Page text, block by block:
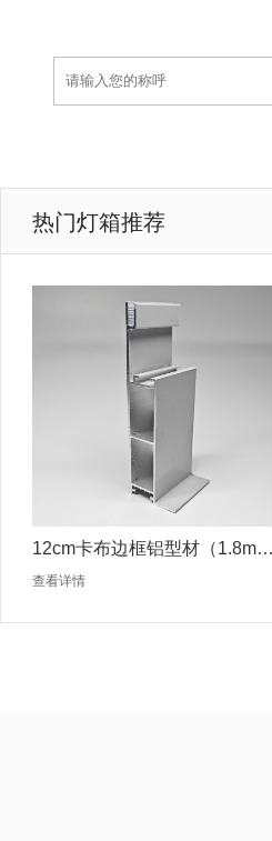
热门灯箱推荐
12cm卡布边框铝型材（1.8mm
银色）
查看详情